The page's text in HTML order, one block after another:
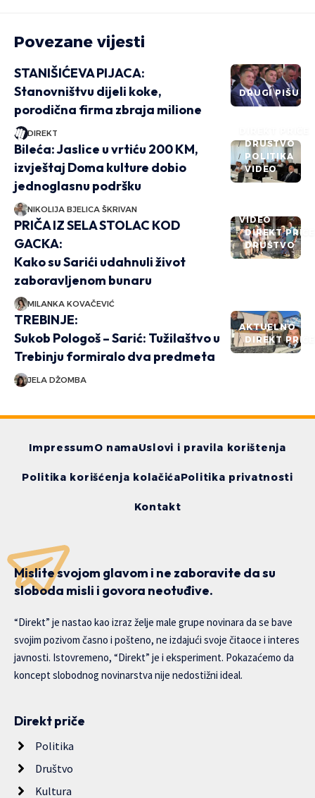
Povezane vijesti
DRUGI PIŠU
STANIŠIĆEVA PIJACA:
Stanovništvu dijeli koke,
porodična firma zbraja milione
DIREKT
DRUŠTVO
POLITIKA
VIDEO
Bileća: Jaslice u vrtiću 200 KM,
izvještaj Doma kulture dobio
jednoglasnu podršku
NIKOLIJA BJELICA ŠKRIVAN
VIDEO
DIREKT PRIČE
DRUŠTVO
PRIČA IZ SELA STOLAC KOD
GACKA:
Kako su Sarići udahnuli život
zaboravljenom bunaru
MILANKA KOVAČEVIĆ
AKTUELNO
DIREKT PRIČE
TREBINJE:
Sukob Pologoš – Sarić: Tužilaštvo u
Trebinju formiralo dva predmeta
JELA DŽOMBA
ImpressumO namaUslovi i pravila korištenja
Politika korišćenja kolačićaPolitika privatnosti
Kontakt
Mislite svojom glavom i ne zaboravite da su
sloboda misli i govora neotuđive.
“Direkt” je nastao kao izraz želje male grupe novinara da se bave
svojim pozivom časno i pošteno, ne izdajući svoje čitaoce i interes
javnosti. Istovremeno, “Direkt” je i eksperiment. Pokazaćemo da
koncept slobodnog novinarstva nije nedostižni ideal.
Direkt priče
Politika
Društvo
Kultura